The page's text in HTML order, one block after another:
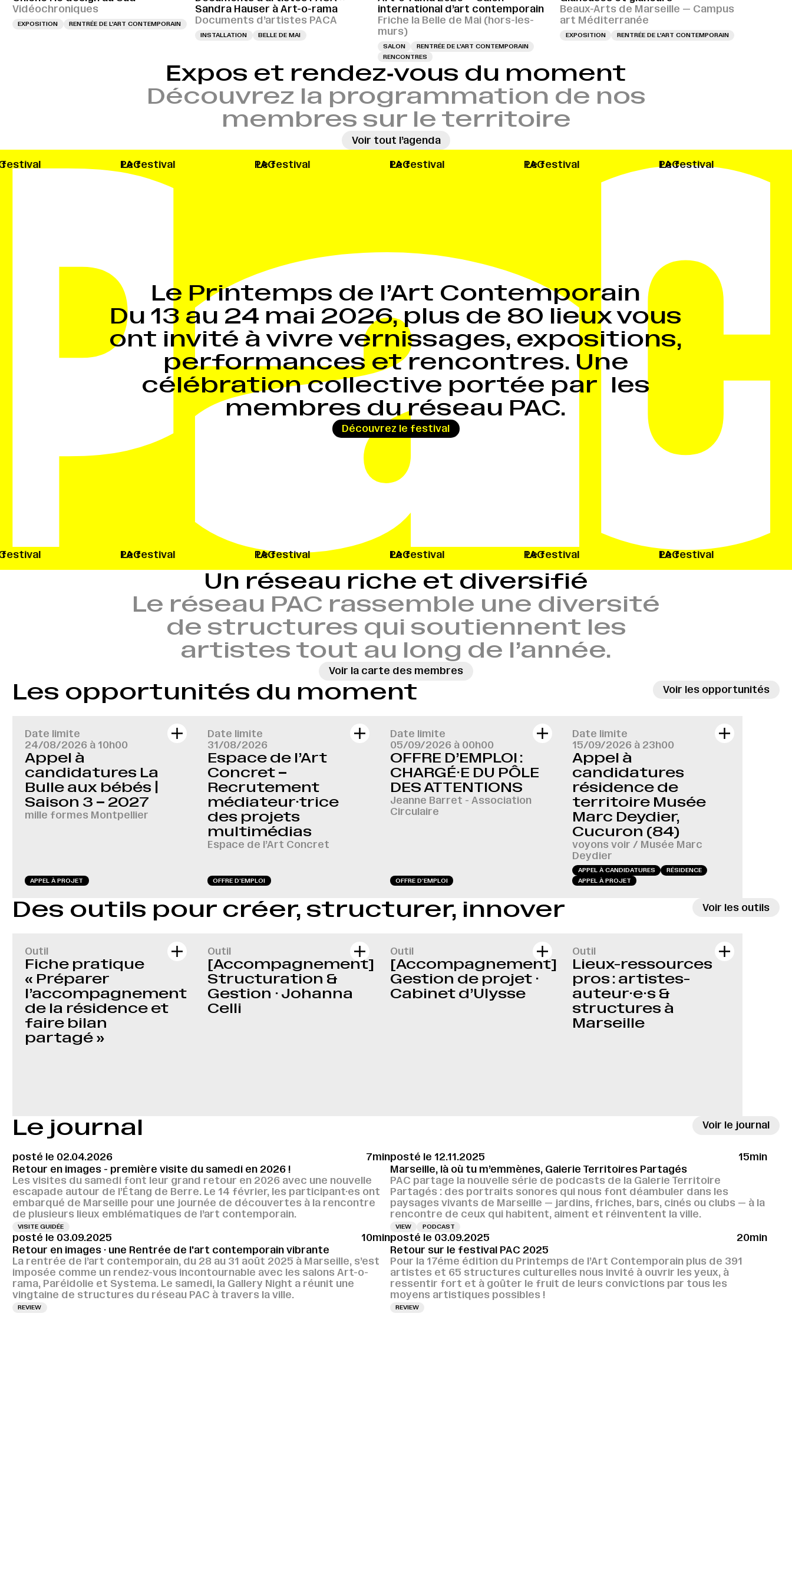
Vidéochroniques
EXPOSITION RENTRÉE DE L'ART CONTEMPORAIN
Sandra Hauser à Art-o-rama
Documents d’artistes PACA
INSTALLATION BELLE DE MAI
international d’art contemporain
Friche la Belle de Mai (hors-les-
murs)
SALON
RENTRÉE DE L'ART CONTEMPORAIN
RENCONTRES
Beaux-Arts de Marseille — Campus
art Méditerranée
EXPOSITION RENTRÉE DE L'ART CONTEMPORAIN
Expos et rendez‑vous du moment
Découvrez la programmation de nos
membres sur le territoire
Voir tout l’agenda
PaC
Le Printemps de l’Art Contemporain
Du 13 au 24 mai 2026, plus de 80 lieux vous
ont invité à vivre vernissages, expositions,
performances et rencontres. Une
célébration collective portée par les
membres du réseau PAC.
Découvrez le festival
Le festival PAC Le festival PAC Le festival PAC Le festival PAC Le festival PAC Le festival
Le festival PAC Le festival PAC Le festival PAC Le festival PAC Le festival PAC Le festival
Un réseau riche et diversifié
Le réseau PAC rassemble une diversité
de structures qui soutiennent les
artistes tout au long de l’année.
Voir la carte des membres
Les opportunités du moment Voir les opportunités
Date limite
24/08/2026 à 10h00
Appel à
candidatures La
Bulle aux bébés |
Saison 3 – 2027
mille formes Montpellier
APPEL À PROJET
Date limite
31/08/2026
Espace de l’Art
Concret –
Recrutement
médiateur·trice
des projets
multimédias
Espace de l’Art Concret
OFFRE D‘EMPLOI
Date limite
05/09/2026 à 00h00
OFFRE D’EMPLOI :
CHARGÉ·E DU PÔLE
DES ATTENTIONS
Jeanne Barret - Association
Circulaire
OFFRE D‘EMPLOI
Date limite
15/09/2026 à 23h00
Appel à
candidatures
résidence de
territoire Musée
Marc Deydier,
Cucuron (84)
voyons voir / Musée Marc
Deydier
APPEL À CANDIDATURES
RÉSIDENCE
APPEL À PROJET
Des outils pour créer, structurer, innover Voir les outils
Outil
Fiche pratique
« Préparer
l’accompagnement
de la résidence et
faire bilan
partagé »
Outil
[Accompagnement]
Structuration &
Gestion · Johanna
Celli
Outil
[Accompagnement]
Gestion de projet ·
Cabinet d’Ulysse
Outil
Lieux-ressources
pros : artistes-
auteur·e·s &
structures à
Marseille
Le journal Voir le journal
posté le 02.04.2026
7min
Retour en images - première visite du samedi en 2026 !
Les visites du samedi font leur grand retour en 2026 avec une nouvelle
escapade autour de l’Étang de Berre. Le 14 février, les participant·es ont
embarqué de Marseille pour une journée de découvertes à la rencontre
de plusieurs lieux emblématiques de l’art contemporain.
VISITE GUIDÉE
posté le 12.11.2025
15min
Marseille, là où tu m’emmènes, Galerie Territoires Partagés
PAC partage la nouvelle série de podcasts de la Galerie Territoire
Partagés : des portraits sonores qui nous font déambuler dans les
paysages vivants de Marseille — jardins, friches, bars, cinés ou clubs — à la
rencontre de ceux qui habitent, aiment et réinventent la ville.
VIEW PODCAST
posté le 03.09.2025
10min
Retour en images · une Rentrée de l'art contemporain vibrante
La rentrée de l’art contemporain, du 28 au 31 août 2025 à Marseille, s’est
imposée comme un rendez-vous incontournable avec les salons Art-o-
rama, Paréidolie et Systema. Le samedi, la Gallery Night a réunit une
vingtaine de structures du réseau PAC à travers la ville.
REVIEW
posté le 03.09.2025
20min
Retour sur le festival PAC 2025
Pour la 17éme édition du Printemps de l’Art Contemporain plus de 391
artistes et 65 structures culturelles nous invité à ouvrir les yeux, à
ressentir fort et à goûter le fruit de leurs convictions par tous les
moyens artistiques possibles !
REVIEW